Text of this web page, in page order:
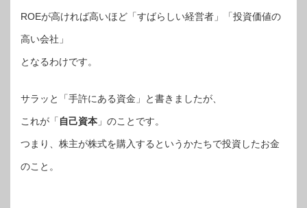
ROEが高ければ高いほど「すばらしい経営者」「投資価値の
高い会社」
となるわけです。
サラッと「手許にある資金」と書きましたが、
これが「 自己資本 」のことです。
つまり、株主が株式を購入するというかたちで投資したお金
のこと。